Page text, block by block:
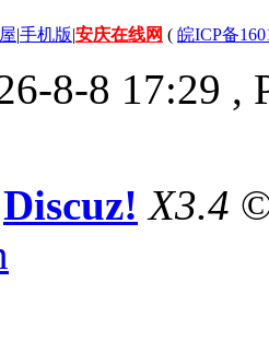
|手机版|安庆在线网 ( 皖ICP备
8-8 17:29 ,
Discuz! X3.4